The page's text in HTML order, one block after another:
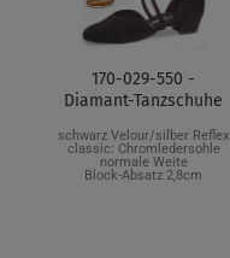
170-029-550 -
Diamant-Tanzschuhe
schwarz Velour/silber Reflex
classic: Chromledersohle
normale Weite
Block-Absatz 2,8cm